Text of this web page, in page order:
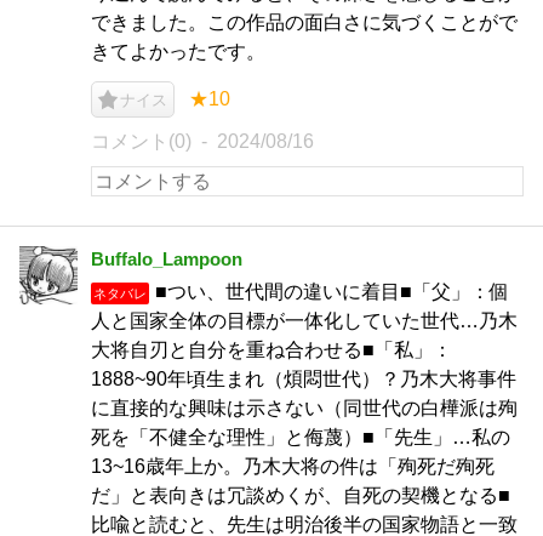
できました。この作品の面白さに気づくことがで
きてよかったです。
ナイス ★10
コメント(0) 2024/08/16
Buffalo_Lampoon
ネタバレ
■つい、世代間の違いに着目■「父」：個
人と国家全体の目標が一体化していた世代…乃木
大将自刃と自分を重ね合わせる■「私」：
1888~90年頃生まれ（煩悶世代）？乃木大将事件
に直接的な興味は示さない（同世代の白樺派は殉
死を「不健全な理性」と侮蔑）■「先生」…私の
13~16歳年上か。乃木大将の件は「殉死だ殉死
だ」と表向きは冗談めくが、自死の契機となる■
比喩と読むと、先生は明治後半の国家物語と一致